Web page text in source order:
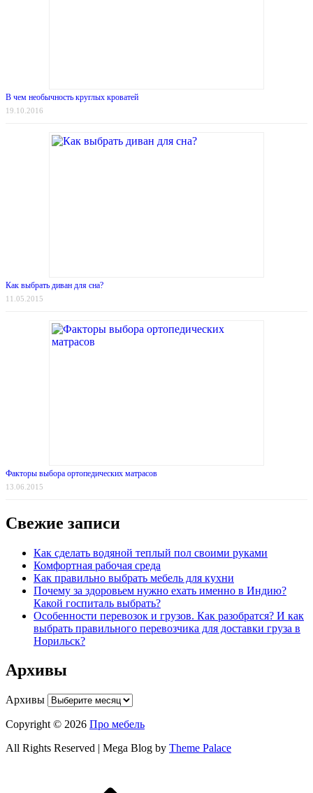
В чем необычность круглых кроватей
19.10.2016
Как выбрать диван для сна?
11.05.2015
Факторы выбора ортопедических матрасов
13.06.2015
Свежие записи
Как сделать водяной теплый пол своими руками
Комфортная рабочая среда
Как правильно выбрать мебель для кухни
Почему за здоровьем нужно ехать именно в Индию?
Какой госпиталь выбрать?
Особенности перевозок и грузов. Как разобратся? И как
выбрать правильного перевозчика для доставки груза в
Норильск?
Архивы
Архивы
Copyright © 2026 Про мебель
All Rights Reserved | Mega Blog by Theme Palace